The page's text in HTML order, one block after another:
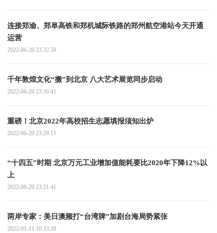
连接郑渝、郑阜高铁和郑机城际铁路的郑州航空港站今天开通
运营
2022-06-20 23:32:59
千年敦煌文化“搬”到北京 八大艺术展览同步启动
2022-06-20 23:30:41
重磅！北京2022年高校招生志愿填报须知出炉
2022-06-20 23:29:11
“十四五”时期 北京万元工业增加值能耗要比2020年下降12%以
上
2022-06-20 23:21:41
两岸专家：美日澳频打“台湾牌”加剧台海局势紧张
2022-01-11 10:33:28